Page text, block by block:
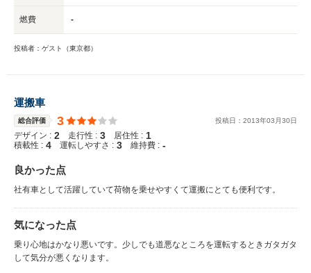
燃費 -
投稿者：ゲスト（東京都）
運搬車
総合評価 3 投稿日： 2013年03 月30日
デザイン : 2 走行性 : 3 居住性 : 1
積載性 : 4 運転しやすさ : 3 維持費 : -
良かった点
社有車として活躍していて荷物を乗せやすくて運搬にとても便利です。
気になった点
乗り心地はかなり悪いです。少しでも道悪なところを運転するときガタガタ
して気分が悪くなります。